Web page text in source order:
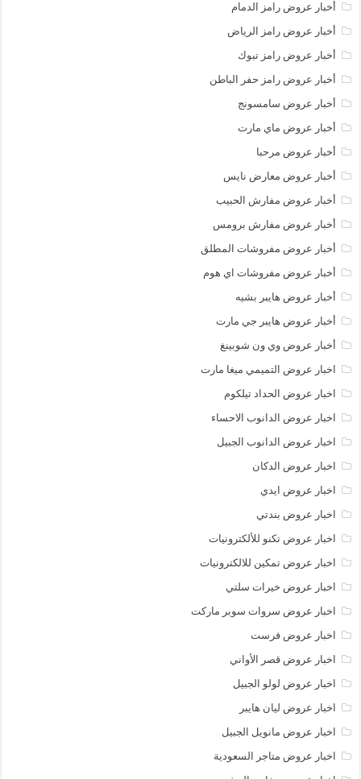
أخبار عروض رامز الدمام
أخبار عروض رامز الرياض
أخبار عروض رامز تبوك
أخبار عروض رامز حفر الباطن
أخبار عروض سامسونج
أخبار عروض ماي مارت
أخبار عروض مرحبا
أخبار عروض معارض نايس
أخبار عروض مفارش الحبيب
أخبار عروض مفارش برومس
أخبار عروض مفروشات المطلق
أخبار عروض مفروشات اي هوم
أخبار عروض هايبر بشيه
أخبار عروض هايبر جي مارت
أخبار عروض وي ون شوبينغ
اخبار عروض التميمي ميغا مارت
اخبار عروض الحداد تيلكوم
اخبار عروض الدانوب الاحساء
اخبار عروض الدانوب الجبيل
اخبار عروض الدكان
اخبار عروض ايدي
اخبار عروض بندتي
اخبار عروض تكنو للألكترونيات
اخبار عروض تمكين للالكترونيات
اخبار عروض خيرات سلتي
اخبار عروض سروات سوبر ماركت
اخبار عروض فرست
اخبار عروض قصر الأواني
اخبار عروض لولو الجبيل
اخبار عروض ليان هايبر
اخبار عروض مانويل الجبيل
اخبار عروض متاجر السعودية